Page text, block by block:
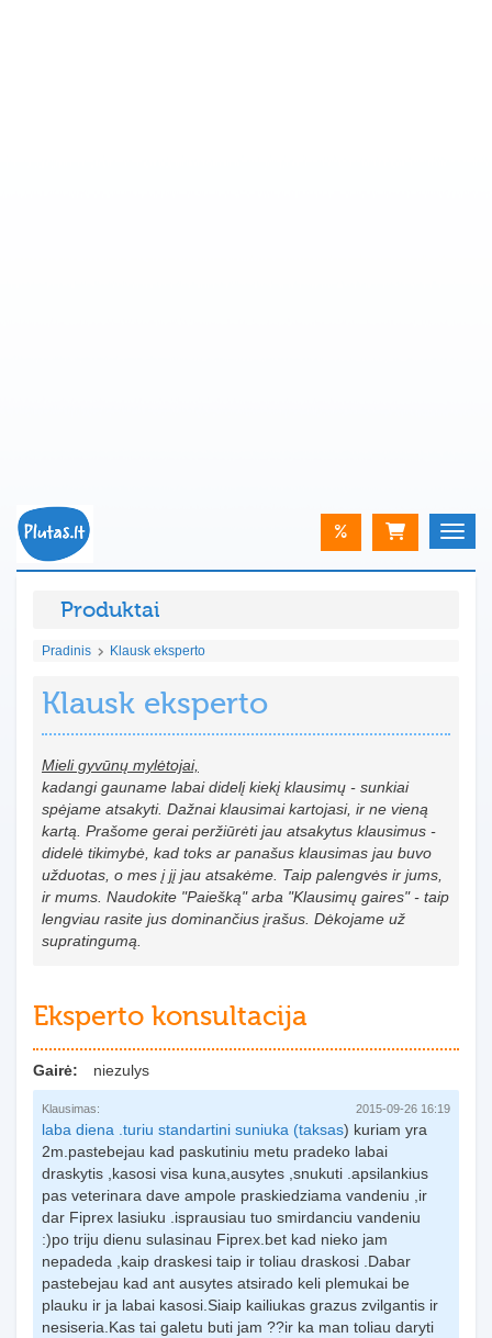
%
Produktai
Pradinis Klausk eksperto
Klausk eksperto
Mieli gyvūnų mylėtojai,
kadangi gauname labai didelį kiekį klausimų - sunkiai
spėjame atsakyti. Dažnai klausimai kartojasi, ir ne vieną
kartą. Prašome gerai peržiūrėti jau atsakytus klausimus -
didelė tikimybė, kad toks ar panašus klausimas jau buvo
užduotas, o mes į jį jau atsakėme. Taip palengvės ir jums,
ir mums. Naudokite "Paiešką" arba "Klausimų gaires" - taip
lengviau rasite jus dominančius įrašus. Dėkojame už
supratingumą.
Eksperto konsultacija
Gairė: niezulys
Klausimas: 2015-09-26 16:19
laba diena .turiu standartini suniuka (taksas) kuriam yra
2m.pastebejau kad paskutiniu metu pradeko labai
draskytis ,kasosi visa kuna,ausytes ,snukuti .apsilankius
pas veterinara dave ampole praskiedziama vandeniu ,ir
dar Fiprex lasiuku .isprausiau tuo smirdanciu vandeniu
:)po triju dienu sulasinau Fiprex.bet kad nieko jam
nepadeda ,kaip draskesi taip ir toliau draskosi .Dabar
pastebejau kad ant ausytes atsirado keli plemukai be
plauku ir ja labai kasosi.Siaip kailiukas grazus zvilgantis ir
nesiseria.Kas tai galetu buti jam ??ir ka man toliau daryti